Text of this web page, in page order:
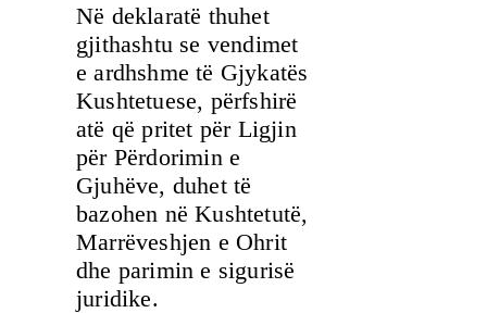
Në deklaratë thuhet
gjithashtu se vendimet
e ardhshme të Gjykatës
Kushtetuese, përfshirë
atë që pritet për Ligjin
për Përdorimin e
Gjuhëve, duhet të
bazohen në Kushtetutë,
Marrëveshjen e Ohrit
dhe parimin e sigurisë
juridike.